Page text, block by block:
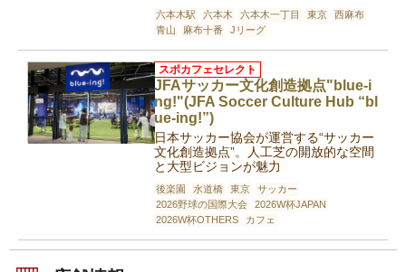
六本木駅 六本木 六本木一丁目 東京
西麻布
青山
麻布十番 Jリーグ
JFAサッカー文化創造拠点"blue-i
ng!"(JFA Soccer Culture Hub “bl
ue-ing!”)
スポカフェセレクト
日本サッカー協会が運営する“サッカー
文化創造拠点”。人工芝の開放的な空間
と大型ビジョンが魅力
後楽園 水道橋 東京
サッカー
2026野球の国際大会
2026W杯JAPAN
2026W杯OTHERS
カフェ